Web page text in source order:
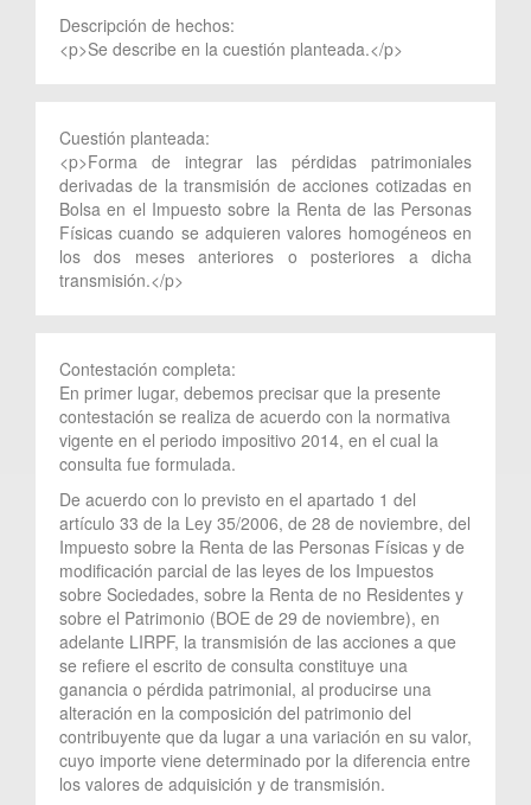
Descripción de hechos:
<p>Se describe en la cuestión planteada.</p>
Cuestión planteada:
<p>Forma de integrar las pérdidas patrimoniales
derivadas de la transmisión de acciones cotizadas en
Bolsa en el Impuesto sobre la Renta de las Personas
Físicas cuando se adquieren valores homogéneos en
los dos meses anteriores o posteriores a dicha
transmisión.</p>
Contestación completa:
En primer lugar, debemos precisar que la presente
contestación se realiza de acuerdo con la normativa
vigente en el periodo impositivo 2014, en el cual la
consulta fue formulada.
De acuerdo con lo previsto en el apartado 1 del
artículo 33 de la Ley 35/2006, de 28 de noviembre, del
Impuesto sobre la Renta de las Personas Físicas y de
modificación parcial de las leyes de los Impuestos
sobre Sociedades, sobre la Renta de no Residentes y
sobre el Patrimonio (BOE de 29 de noviembre), en
adelante LIRPF, la transmisión de las acciones a que
se refiere el escrito de consulta constituye una
ganancia o pérdida patrimonial, al producirse una
alteración en la composición del patrimonio del
contribuyente que da lugar a una variación en su valor,
cuyo importe viene determinado por la diferencia entre
los valores de adquisición y de transmisión.